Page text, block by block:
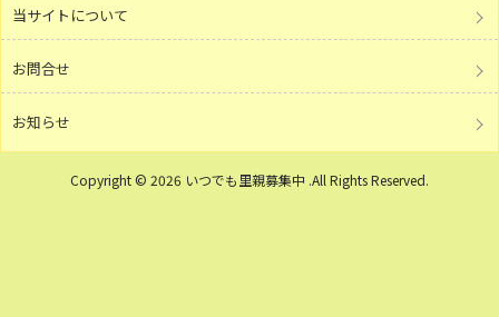
当サイトについて
お問合せ
お知らせ
Copyright © 2026 いつでも里親募集中 .All Rights Reserved.